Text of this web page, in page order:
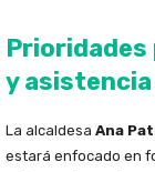
y
La alcaldesa Ana
estará enfocado en